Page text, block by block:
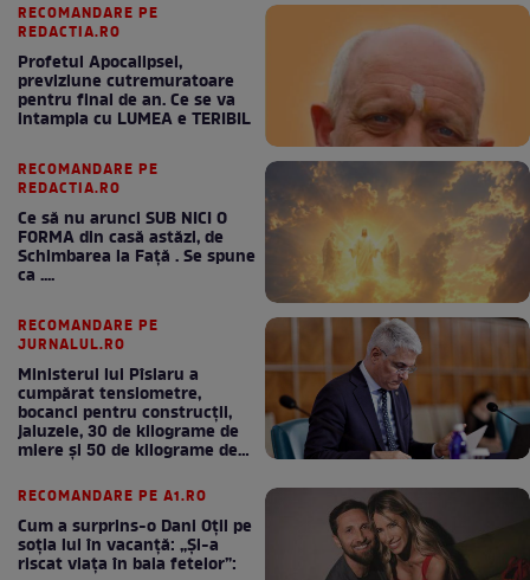
RECOMANDARE PE
REDACTIA.RO
Profetul Apocalipsei,
previziune cutremuratoare
pentru final de an. Ce se va
intampla cu LUMEA e TERIBIL
RECOMANDARE PE
REDACTIA.RO
Ce să nu arunci SUB NICI O
FORMA din casă astăzi, de
Schimbarea la Față . Se spune
ca ....
RECOMANDARE PE
JURNALUL.RO
Ministerul lui Pîslaru a
cumpărat tensiometre,
bocanci pentru construcții,
jaluzele, 30 de kilograme de
miere și 50 de kilograme de
RECOMANDARE PE A1.RO
Cum a surprins-o Dani Oțil pe
soția lui în vacanță: „Și-a
riscat viața în baia fetelor”: